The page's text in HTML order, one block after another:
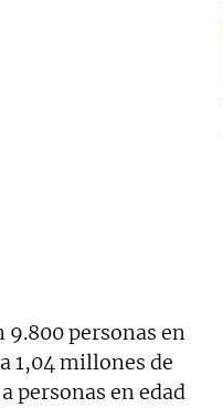
9.800 personas en
1,04 millones de
personas en edad